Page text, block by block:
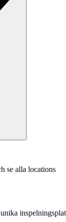
se alla locations